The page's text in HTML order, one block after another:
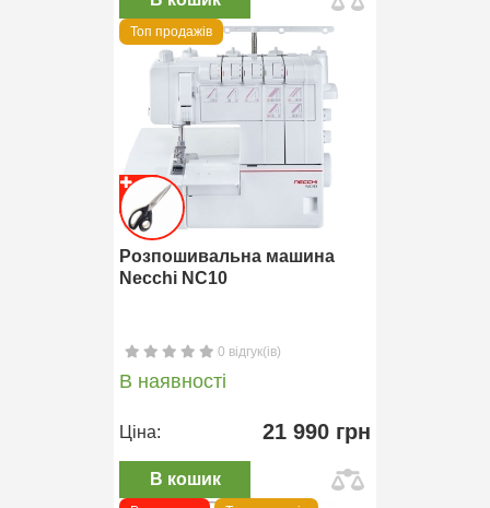
Топ продажів
Розпошивальна машина
Necchi NC10
0 відгук(ів)
В наявності
Ціна: 21 990 грн
В кошик